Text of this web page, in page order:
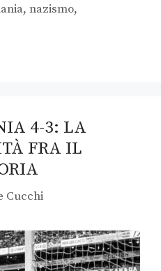
,nazismo,
4-3: LA
FRA IL
Cucchi